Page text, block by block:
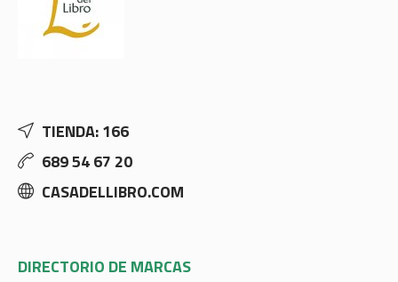
TIENDA: 166
689 54 67 20
CASADELLIBRO.COM
DIRECTORIO DE MARCAS